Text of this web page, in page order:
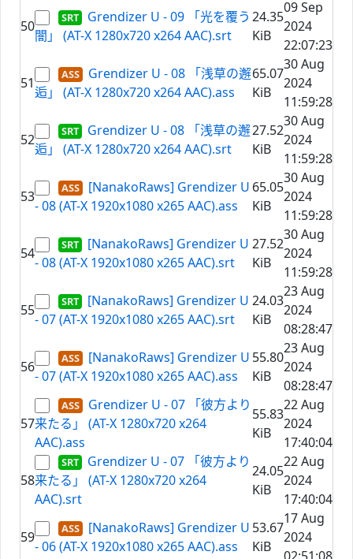
50
Grendizer U - 09 「光を覆う
闇」 (AT-X 1280x720 x264 AAC).srt
24.35
KiB
09 Sep
2024
22:07:23
51
Grendizer U - 08 「浅草の邂
逅」 (AT-X 1280x720 x264 AAC).ass
65.07
KiB
30 Aug
2024
11:59:28
52
Grendizer U - 08 「浅草の邂
逅」 (AT-X 1280x720 x264 AAC).srt
27.52
KiB
30 Aug
2024
11:59:28
53
[NanakoRaws] Grendizer U
- 08 (AT-X 1920x1080 x265 AAC).ass
65.05
KiB
30 Aug
2024
11:59:28
54
[NanakoRaws] Grendizer U
- 08 (AT-X 1920x1080 x265 AAC).srt
27.52
KiB
30 Aug
2024
11:59:28
55
[NanakoRaws] Grendizer U
- 07 (AT-X 1920x1080 x265 AAC).srt
24.03
KiB
23 Aug
2024
08:28:47
56
[NanakoRaws] Grendizer U
- 07 (AT-X 1920x1080 x265 AAC).ass
55.80
KiB
23 Aug
2024
08:28:47
57
Grendizer U - 07 「彼方より
来たる」 (AT-X 1280x720 x264
AAC).ass
55.83
KiB
22 Aug
2024
17:40:04
58
Grendizer U - 07 「彼方より
来たる」 (AT-X 1280x720 x264
AAC).srt
24.05
KiB
22 Aug
2024
17:40:04
59
[NanakoRaws] Grendizer U
- 06 (AT-X 1920x1080 x265 AAC).ass
53.67
KiB
17 Aug
2024
02:51:08